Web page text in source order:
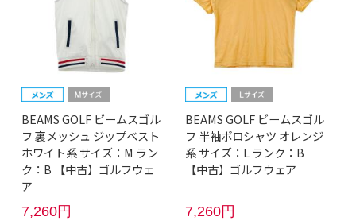
BEAMS GOLF ビームスゴル
フ 裏メッシュ ジップベスト
ホワイト系 サイズ：M ラン
ク：B 【中古】ゴルフウェ
ア
7,260円
BEAMS GOLF ビームスゴル
フ 半袖ポロシャツ オレンジ
系 サイズ：L ランク：B
【中古】ゴルフウェア
7,260円